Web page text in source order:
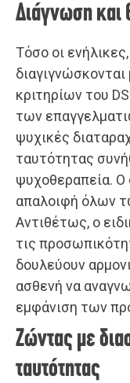
Διάγνωση και
Τόσο οι
κριτηρίων του
των
ψυχικές
ταυτότητας
ψυχοθεραπεία. Ο
απαλοιφή όλων
Αντιθέτως, ο
τις
δουλεύουν
ασθενή να
εμφάνιση των
Ζώντας με
ταυτότητας